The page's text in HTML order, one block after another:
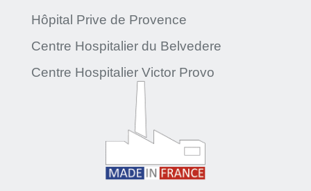
Hôpital Prive de Provence
Centre Hospitalier du Belvedere
Centre Hospitalier Victor Provo